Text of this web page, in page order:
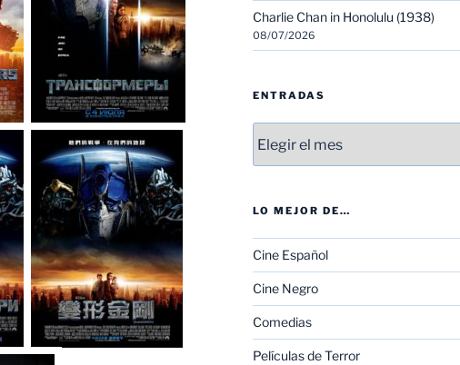
Charlie Chan in Honolulu (1938)
08/07/2026
ENTRADAS
LO MEJOR DE…
Cine Español
Cine Negro
Comedias
Películas de Terror